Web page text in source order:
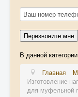
В данной
Главная
Изготовление
для муфельной